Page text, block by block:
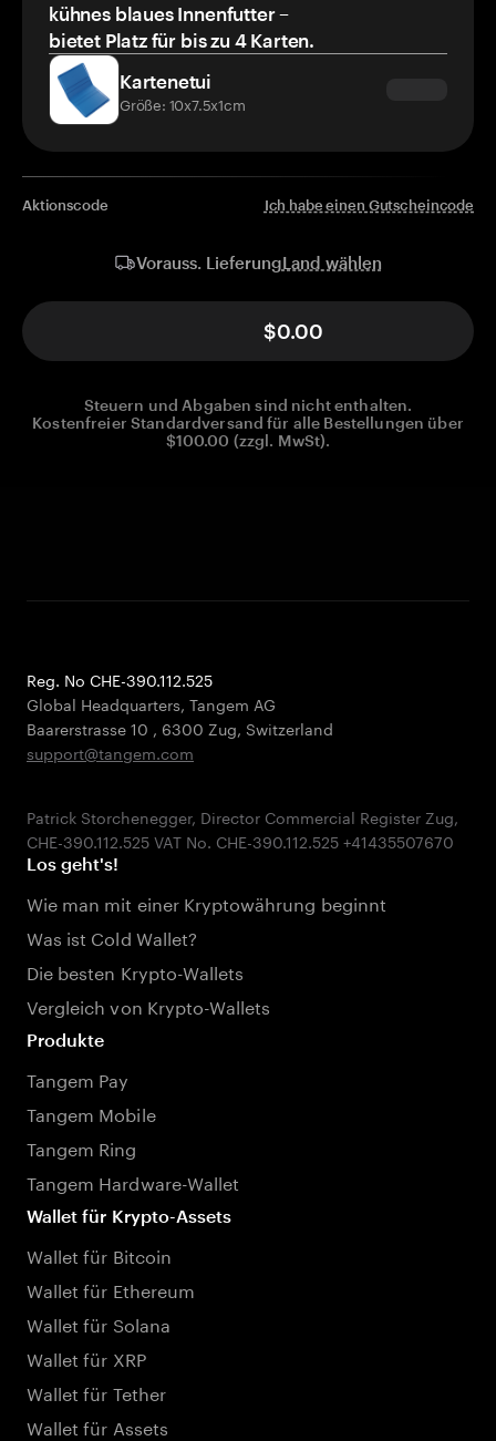
kühnes blaues Innenfutter –
bietet Platz für bis zu 4 Karten.
Kartenetui
Größe: 10x7.5x1cm
Aktionscode Ich habe einen Gutscheincode
Vorauss. LieferungLand wählen
$0.00
Steuern und Abgaben sind nicht enthalten.
Kostenfreier Standardversand für alle Bestellungen über
$100.00 (zzgl. MwSt).
Reg. No CHE-390.112.525
Global Headquarters, Tangem AG
Baarerstrasse 10 , 6300 Zug, Switzerland
support@tangem.com
Patrick Storchenegger, Director Commercial Register Zug,
Los geht's!
Wie man mit einer Kryptowährung beginnt
Was ist Cold Wallet?
Die besten Krypto-Wallets
Vergleich von Krypto-Wallets
Produkte
Tangem Pay
Tangem Mobile
Tangem Ring
Tangem Hardware-Wallet
Wallet für Krypto-Assets
Wallet für Bitcoin
Wallet für Ethereum
Wallet für Solana
Wallet für XRP
Wallet für Tether
Wallet für Assets